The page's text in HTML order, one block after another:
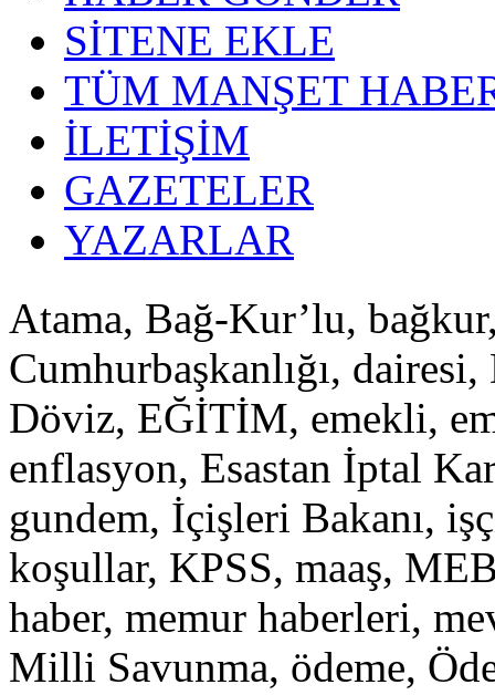
SİTENE EKLE
TÜM MANŞET
İLETİŞİM
GAZETELER
YAZARLAR
Atama, Bağ-Kur’lu,
Cumhurbaşkanlığı,
Döviz, EĞİTİM, emekli,
enflasyon, Esastan İptal
gundem, İçişleri Bakanı,
koşullar, KPSS, maaş,
haber, memur haberleri,
Milli Savunma, ödeme,